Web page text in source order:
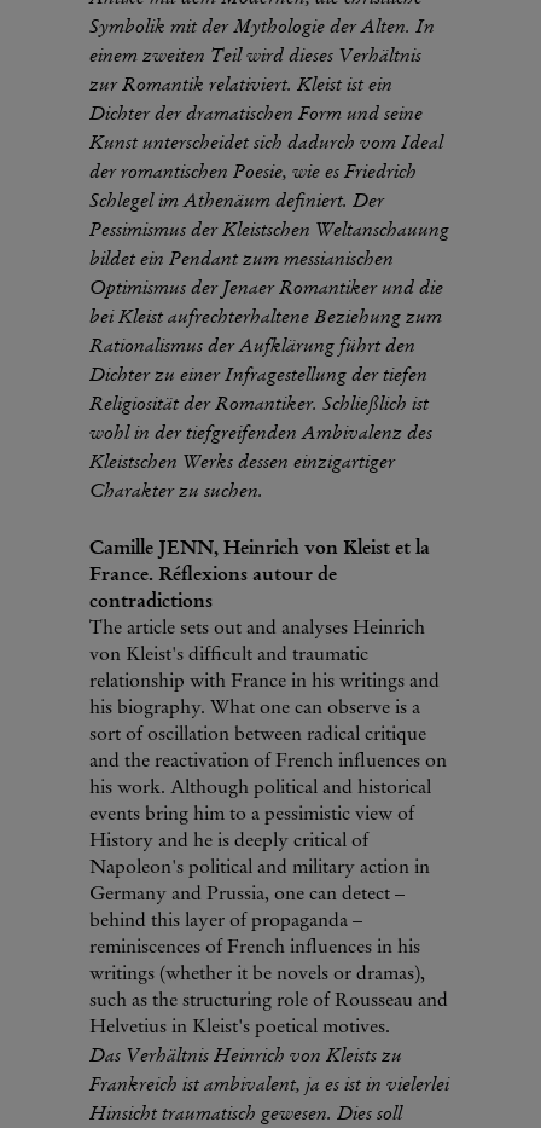
Symbolik mit der Mythologie der Alten. In
einem zweiten Teil wird dieses Verhältnis
zur Romantik relativiert. Kleist ist ein
Dichter der dramatischen Form und seine
Kunst unterscheidet sich dadurch vom Ideal
der romantischen Poesie, wie es Friedrich
Schlegel im Athenäum definiert. Der
Pessimismus der Kleistschen Weltanschauung
bildet ein Pendant zum messianischen
Optimismus der Jenaer Romantiker und die
bei Kleist aufrechterhaltene Beziehung zum
Rationalismus der Aufklärung führt den
Dichter zu einer Infragestellung der tiefen
Religiosität der Romantiker. Schließlich ist
wohl in der tiefgreifenden Ambivalenz des
Kleistschen Werks dessen einzigartiger
Charakter zu suchen.
Camille JENN, Heinrich von Kleist et la
France. Réflexions autour de
contradictions
The article sets out and analyses Heinrich
von Kleist's difficult and traumatic
relationship with France in his writings and
his biography. What one can observe is a
sort of oscillation between radical critique
and the reactivation of French influences on
his work. Although political and historical
events bring him to a pessimistic view of
History and he is deeply critical of
Napoleon's political and military action in
Germany and Prussia, one can detect –
behind this layer of propaganda –
reminiscences of French influences in his
writings (whether it be novels or dramas),
such as the structuring role of Rousseau and
Helvetius in Kleist's poetical motives.
Das Verhältnis Heinrich von Kleists zu
Frankreich ist ambivalent, ja es ist in vielerlei
Hinsicht traumatisch gewesen. Dies soll